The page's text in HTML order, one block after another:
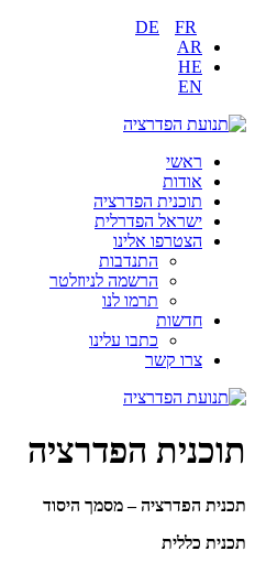
DE
FR
AR
HE
EN
ראשי
אודות
תוכנית הפדרציה
ישראל הפדרלית
הצטרפו אלינו
התנדבות
הרשמה לניוזלטר
תרמו לנו
חדשות
כתבו עלינו
צרו קשר
תוכנית הפדרציה
תכנית הפדרציה – מסמך היסוד
תכנית כללית